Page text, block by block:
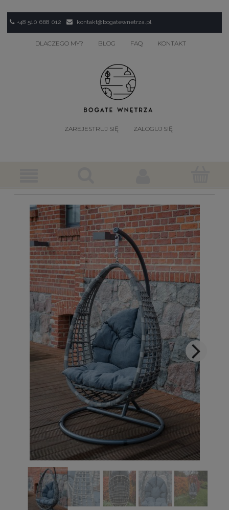
+48 510 668 012 kontakt@bogatewnetrza.pl
DLACZEGO MY? BLOG FAQ KONTAKT
ZAREJESTRUJ SIĘ ZALOGUJ SIĘ